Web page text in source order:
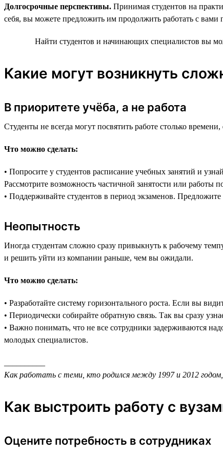
Долгосрочные перспективы. Принимая студентов на
себя, вы можете предложить им продолжить работать с вами
Найти студентов и начинающих специалистов вы
Какие могут возникнуть
В приоритете учёба, а не работа
Студенты не всегда могут посвятить работе столько
Что можно сделать:
• Попросите у студентов расписание учебных занятий и
Рассмотрите возможность частичной занятости или работы
• Поддерживайте студентов в период экзаменов.
Неопытность
Иногда студентам сложно сразу привыкнуть к рабочему
и решить уйти из компании раньше, чем вы ожидали.
Что можно сделать:
• Разработайте систему горизонтального роста. Если вы
• Периодически собирайте обратную связь. Так вы сразу
• Важно понимать, что не все сотрудники задерживаются
молодых специалистов.
Как работать с теми, кто родился между 1997 и 2012 годом,
Как выстроить работу с
Оцените потребность в сотрудниках